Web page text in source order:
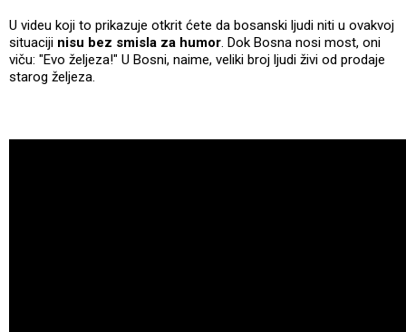
U videu koji to prikazuje otkrit ćete da bosanski ljudi niti u ovakvoj
situaciji nisu bez smisla za humor. Dok Bosna nosi most, oni
viču: "Evo željeza!" U Bosni, naime, veliki broj ljudi živi od prodaje
starog željeza.